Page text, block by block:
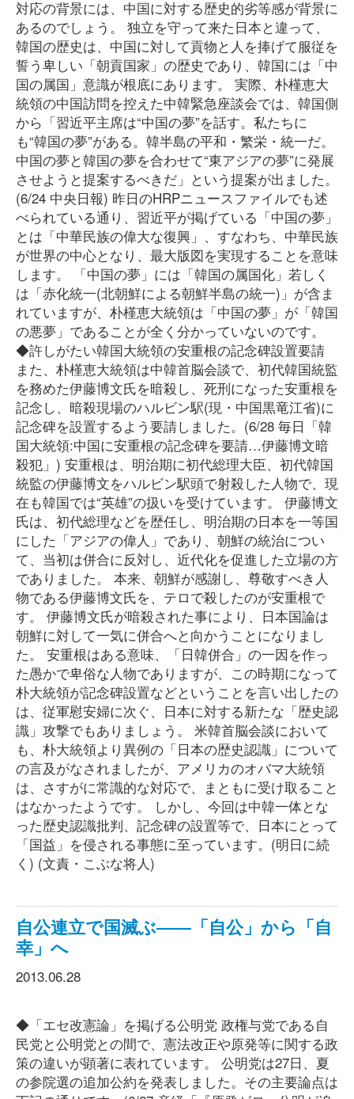
対応の背景には、中国に対する歴史的劣等感が背景に
あるのでしょう。 独立を守って来た日本と違って、
韓国の歴史は、中国に対して貢物と人を捧げて服従を
誓う卑しい「朝貢国家」の歴史であり、韓国には「中
国の属国」意識が根底にあります。 実際、朴槿恵大
統領の中国訪問を控えた中韓緊急座談会では、韓国側
から「習近平主席は“中国の夢”を話す。私たちに
も“韓国の夢”がある。韓半島の平和・繁栄・統一だ。
中国の夢と韓国の夢を合わせて“東アジアの夢”に発展
させようと提案するべきだ」という提案が出ました。
(6/24 中央日報) 昨日のHRPニュースファイルでも述
べられている通り、習近平が掲げている「中国の夢」
とは「中華民族の偉大な復興」、すなわち、中華民族
が世界の中心となり、最大版図を実現することを意味
します。 「中国の夢」には「韓国の属国化」若しく
は「赤化統一(北朝鮮による朝鮮半島の統一)」が含ま
れていますが、朴槿恵大統領は「中国の夢」が「韓国
の悪夢」であることが全く分かっていないのです。
◆許しがたい韓国大統領の安重根の記念碑設置要請
また、朴槿恵大統領は中韓首脳会談で、初代韓国統監
を務めた伊藤博文氏を暗殺し、死刑になった安重根を
記念し、暗殺現場のハルビン駅(現・中国黒竜江省)に
記念碑を設置するよう要請しました。(6/28 毎日「韓
国大統領:中国に安重根の記念碑を要請…伊藤博文暗
殺犯」) 安重根は、明治期に初代総理大臣、初代韓国
統監の伊藤博文をハルビン駅頭で射殺した人物で、現
在も韓国では“英雄”の扱いを受けています。 伊藤博文
氏は、初代総理などを歴任し、明治期の日本を一等国
にした「アジアの偉人」であり、朝鮮の統治につい
て、当初は併合に反対し、近代化を促進した立場の方
でありました。 本来、朝鮮が感謝し、尊敬すべき人
物である伊藤博文氏を、テロで殺したのが安重根で
す。 伊藤博文氏が暗殺された事により、日本国論は
朝鮮に対して一気に併合へと向かうことになりまし
た。 安重根はある意味、「日韓併合」の一因を作っ
た愚かで卑俗な人物でありますが、この時期になって
朴大統領が記念碑設置などということを言い出したの
は、従軍慰安婦に次ぐ、日本に対する新たな「歴史認
識」攻撃でもありましょう。 米韓首脳会談において
も、朴大統領より異例の「日本の歴史認識」について
の言及がなされましたが、アメリカのオバマ大統領
は、さすがに常識的な対応で、まともに受け取ること
はなかったようです。 しかし、今回は中韓一体とな
った歴史認識批判、記念碑の設置等で、日本にとって
「国益」を侵される事態に至っています。(明日に続
く) (文責・こぶな将人)
自公連立で国滅ぶ――「自公」から「自
幸」へ
2013.06.28
◆「エセ改憲論」を掲げる公明党 政権与党である自
民党と公明党との間で、憲法改正や原発等に関する政
策の違いが顕著に表れています。 公明党は27日、夏
の参院選の追加公約を発表しました。その主要論点は